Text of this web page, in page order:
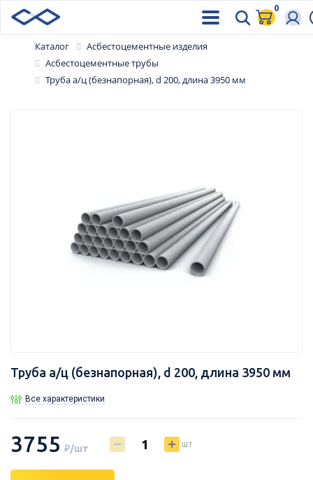
0
Каталог
Асбестоцементные изделия
Асбестоцементные трубы
Труба а/ц (безнапорная), d 200, длина 3950 мм
Труба а/ц (безнапорная), d 200, длина 3950 мм
Все характеристики
3755 ₽/шт шт